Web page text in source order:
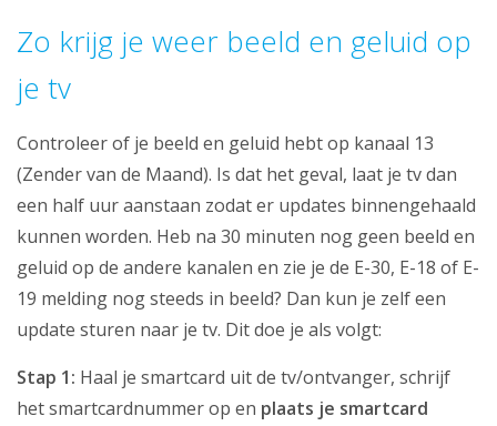
Zo krijg je weer beeld en geluid op
je tv
Controleer of je beeld en geluid hebt op kanaal 13
(Zender van de Maand). Is dat het geval, laat je tv dan
een half uur aanstaan zodat er updates binnengehaald
kunnen worden. Heb na 30 minuten nog geen beeld en
geluid op de andere kanalen en zie je de E-30, E-18 of E-
19 melding nog steeds in beeld? Dan kun je zelf een
update sturen naar je tv. Dit doe je als volgt:
Stap 1: Haal je smartcard uit de tv/ontvanger, schrijf
het smartcardnummer op en plaats je smartcard